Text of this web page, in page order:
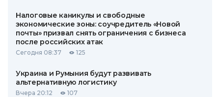
Налоговые каникулы и свободные
экономические зоны: соучредитель «Новой
почты» призвал снять ограничения с бизнеса
после российских атак
Сегодня 08:37 125
Украина и Румыния будут развивать
альтернативную логистику
Вчера 20:12 107